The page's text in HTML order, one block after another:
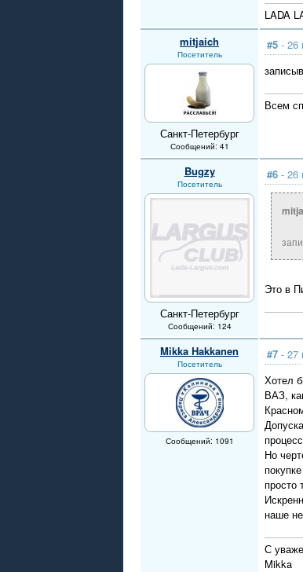
LADA
mitjaich
Посетитель
Санкт-Петербург
Сообщений: 41
#5 - 26
Всем
Bugzy
Посетитель
Санкт-Петербург
Сообщений: 124
#6 - 26
Это в
Mikka Hakkanen
Посетитель
Сообщений: 1091
#7 - 27
Хотел
ВАЗ,
Но
просто
наше
С
Mikka